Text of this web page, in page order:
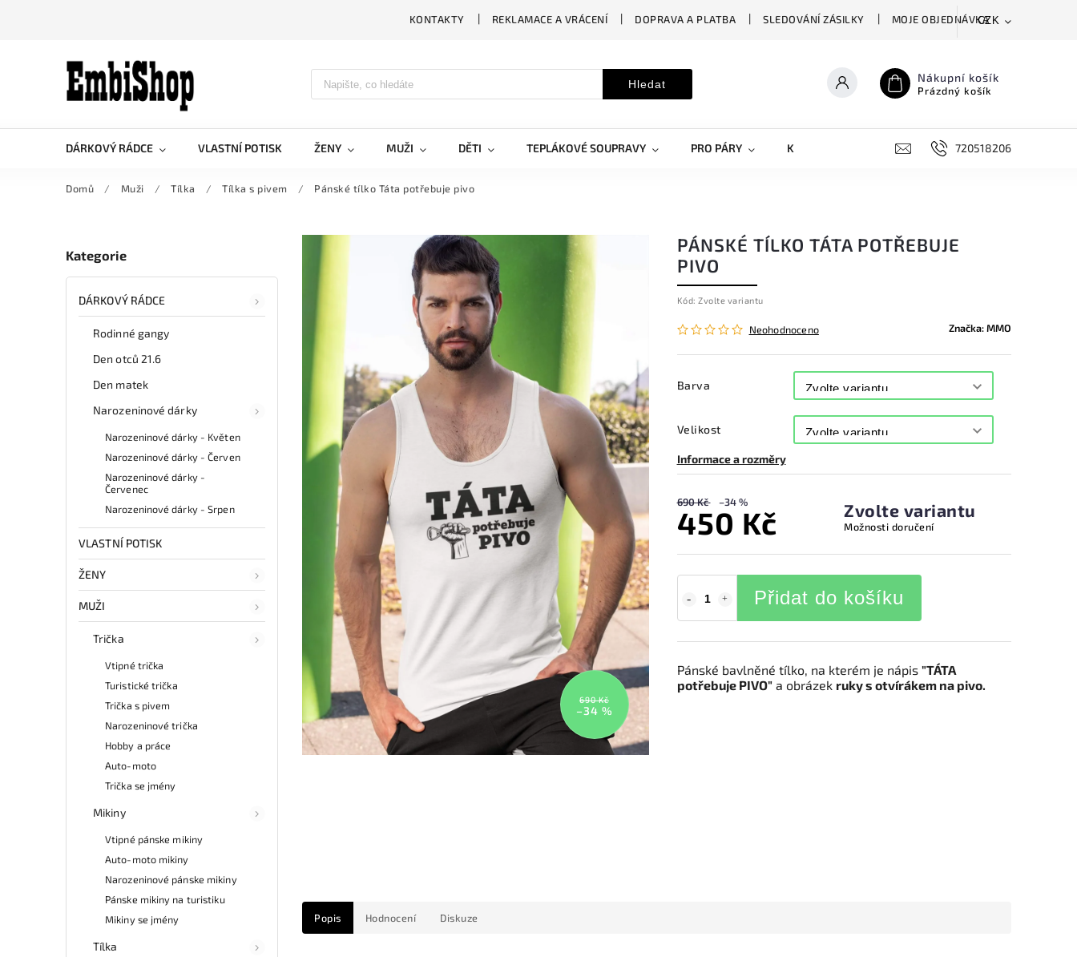
KONTAKTY REKLAMACE A VRÁCENÍ DOPRAVA A PLATBA SLEDOVÁNÍ ZÁSILKY MOJE OBJEDNÁVKACZK
Hledat Nákupní košík
Prázdný košík
DÁRKOVÝ RÁDCE VLASTNÍ POTISK ŽENY MUŽI DĚTI TEPLÁKOVÉ SOUPRAVY PRO PÁRY KRYTY NA MOBILY DOPLŇKY720518206
Domů / Muži / Tílka / Tílka s pivem / Pánské tílko Táta potřebuje pivo
Kategorie
DÁRKOVÝ RÁDCE
Rodinné gangy
Den otců 21.6
Den matek
Narozeninové dárky
Narozeninové dárky - Květen
Narozeninové dárky - Červen
Narozeninové dárky -
Červenec
Narozeninové dárky - Srpen
VLASTNÍ POTISK
ŽENY
MUŽI
Trička
Vtipné trička
Turistické trička
Trička s pivem
Narozeninové trička
Hobby a práce
Auto-moto
Trička se jmény
Mikiny
Vtipné pánske mikiny
Auto-moto mikiny
Narozeninové pánske mikiny
Pánske mikiny na turistiku
Mikiny se jmény
Tílka
690 Kč
–34 %
PÁNSKÉ TÍLKO TÁTA POTŘEBUJE
PIVO
Kód: Zvolte variantu
Neohodnoceno Značka:MMO
Barva
Velikost
Informace a rozměry
690 Kč –34 %
450 Kč Zvolte variantu
Možnosti doručení
Přidat do košíku
Pánské bavlněné tílko, na kterém je nápis "TÁTA
potřebuje PIVO"a obrázek ruky s otvírákem na pivo.
Popis Hodnocení Diskuze